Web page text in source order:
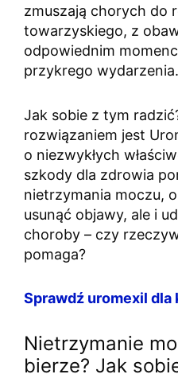
zmuszają chorych do
towarzyskiego, z
odpowiednim
przykrego wydarzenia.
Jak sobie z tym
rozwiązaniem jest
o niezwykłych
szkody dla zdrowia
nietrzymania moczu,
usunąć objawy, ale i
choroby – czy
pomaga?
Sprawdź uromexil dla
Nietrzymanie
bierze? Jak